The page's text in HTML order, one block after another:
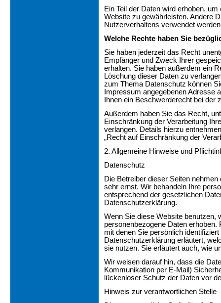
Ein Teil der Daten wird erhoben,
Website zu gewährleisten. Andere
Nutzerverhaltens verwendet
Welche Rechte haben Sie
Sie haben jederzeit das Recht
Empfänger und Zweck Ihrer
erhalten. Sie haben außerdem ein
Löschung dieser Daten zu
zum Thema Datenschutz können
Impressum angegebenen Adresse
Ihnen ein Beschwerderecht bei der
Außerdem haben Sie das Recht,
Einschränkung der Verarbeitung
verlangen. Details hierzu
„Recht auf Einschränkung der
2. Allgemeine Hinweise und
Datenschutz
Die Betreiber dieser Seiten
sehr ernst. Wir behandeln Ihre
entsprechend der gesetzlichen
Datenschutzerklärung.
Wenn Sie diese Website benutzen,
personenbezogene Daten
mit denen Sie persönlich
Datenschutzerklärung erläutert,
sie nutzen. Sie erläutert auch, wie
Wir weisen darauf hin, dass die
Kommunikation per E-Mail)
lückenloser Schutz der Daten vor
Hinweis zur verantwortlichen Stelle